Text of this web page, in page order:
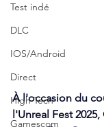
Test indé
DLC
IOS/Android
Direct
High Tech
Gamescom
À l'occasion du
l'Unreal Fest 2025,